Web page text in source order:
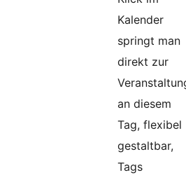
Kalender
springt man
direkt zur
an diesem
Tag, flexibel
gestaltbar,
Tags